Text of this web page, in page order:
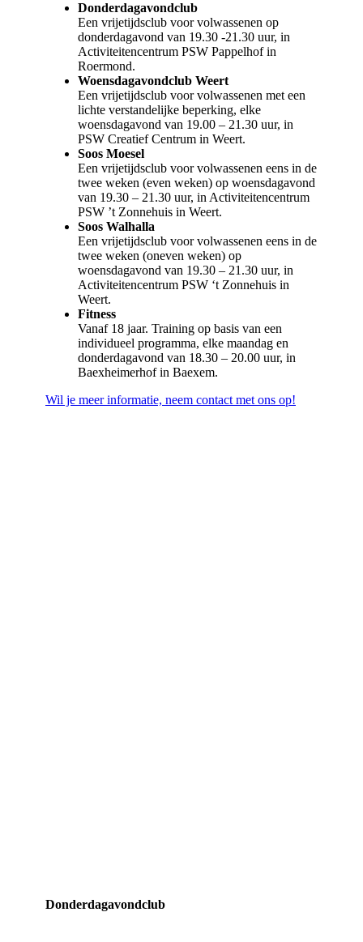
Donderdagavondclub
Een vrijetijdsclub voor volwassenen op
donderdagavond van 19.30 -21.30 uur, in
Activiteitencentrum PSW Pappelhof in
Roermond.
Woensdagavondclub Weert
Een vrijetijdsclub voor volwassenen met een
lichte verstandelijke beperking, elke
woensdagavond van 19.00 – 21.30 uur, in
PSW Creatief Centrum in Weert.
Soos Moesel
Een vrijetijdsclub voor volwassenen eens in de
twee weken (even weken) op woensdagavond
van 19.30 – 21.30 uur, in Activiteitencentrum
PSW ’t Zonnehuis in Weert.
Soos Walhalla
Een vrijetijdsclub voor volwassenen eens in de
twee weken (oneven weken) op
woensdagavond van 19.30 – 21.30 uur, in
Activiteitencentrum PSW ‘t Zonnehuis in
Weert.
Fitness
Vanaf 18 jaar. Training op basis van een
individueel programma, elke maandag en
donderdagavond van 18.30 – 20.00 uur, in
Baexheimerhof in Baexem.
Wil je meer informatie, neem contact met ons op!
Donderdagavondclub